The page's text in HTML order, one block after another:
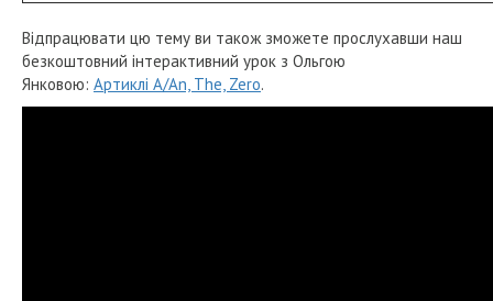
Відпрацювати цю тему ви також зможете прослухавши наш
безкоштовний інтерактивний урок з Ольгою
Янковою: Артиклі A/An, The, Zero.